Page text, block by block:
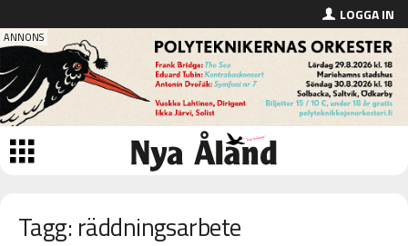
LOGGA IN
Tagg: räddningsarbete